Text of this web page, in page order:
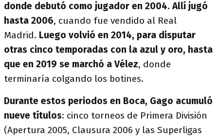
donde debutó como jugador en 2004. Allí jugó
hasta 2006, cuando fue vendido al Real
Madrid. Luego volvió en 2014, para disputar
otras cinco temporadas con la azul y oro, hasta
que en 2019 se marchó a Vélez, donde
terminaría colgando los botines.
Durante estos periodos en Boca, Gago acumuló
nueve títulos: cinco torneos de Primera División
(Apertura 2005, Clausura 2006 y las Superligas